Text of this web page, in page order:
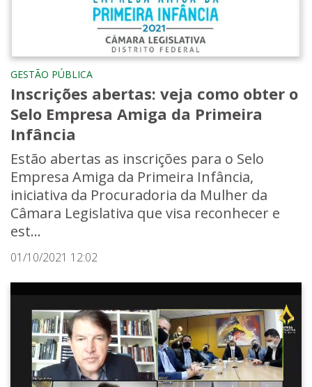
GESTÃO PÚBLICA
Inscrições abertas: veja como obter o
Selo Empresa Amiga da Primeira
Infância
Estão abertas as inscrições para o Selo
Empresa Amiga da Primeira Infância,
iniciativa da Procuradoria da Mulher da
Câmara Legislativa que visa reconhecer e
est...
01/10/2021 12:02